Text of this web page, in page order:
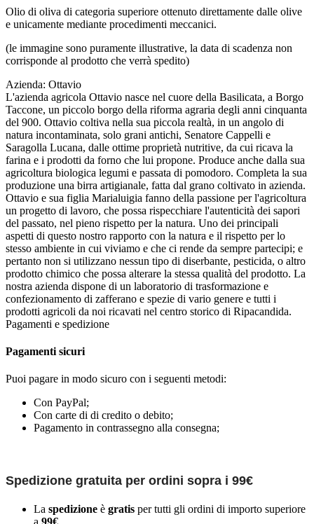
Olio di oliva di categoria superiore ottenuto direttamente dalle olive
e unicamente mediante procedimenti meccanici.
(le immagine sono puramente illustrative, la data di scadenza non
corrisponde al prodotto che verrà spedito)
Azienda: Ottavio
L'azienda agricola Ottavio nasce nel cuore della Basilicata, a Borgo
Taccone, un piccolo borgo della riforma agraria degli anni cinquanta
del 900. Ottavio coltiva nella sua piccola realtà, in un angolo di
natura incontaminata, solo grani antichi, Senatore Cappelli e
Saragolla Lucana, dalle ottime proprietà nutritive, da cui ricava la
farina e i prodotti da forno che lui propone. Produce anche dalla sua
agricoltura biologica legumi e passata di pomodoro. Completa la sua
produzione una birra artigianale, fatta dal grano coltivato in azienda.
Ottavio e sua figlia Marialuigia fanno della passione per l'agricoltura
un progetto di lavoro, che possa rispecchiare l'autenticità dei sapori
del passato, nel pieno rispetto per la natura. Uno dei principali
aspetti di questo nostro rapporto con la natura e il rispetto per lo
stesso ambiente in cui viviamo e che ci rende da sempre partecipi; e
pertanto non si utilizzano nessun tipo di diserbante, pesticida, o altro
prodotto chimico che possa alterare la stessa qualità del prodotto. La
nostra azienda dispone di un laboratorio di trasformazione e
confezionamento di zafferano e spezie di vario genere e tutti i
prodotti agricoli da noi ricavati nel centro storico di Ripacandida.
Pagamenti e spedizione
Pagamenti sicuri
Puoi pagare in modo sicuro con i seguenti metodi:
Con PayPal;
Con carte di di credito o debito;
Pagamento in contrassegno alla consegna;
Spedizione gratuita per ordini sopra i 99€
La spedizione è gratis per tutti gli ordini di importo superiore
a 99€